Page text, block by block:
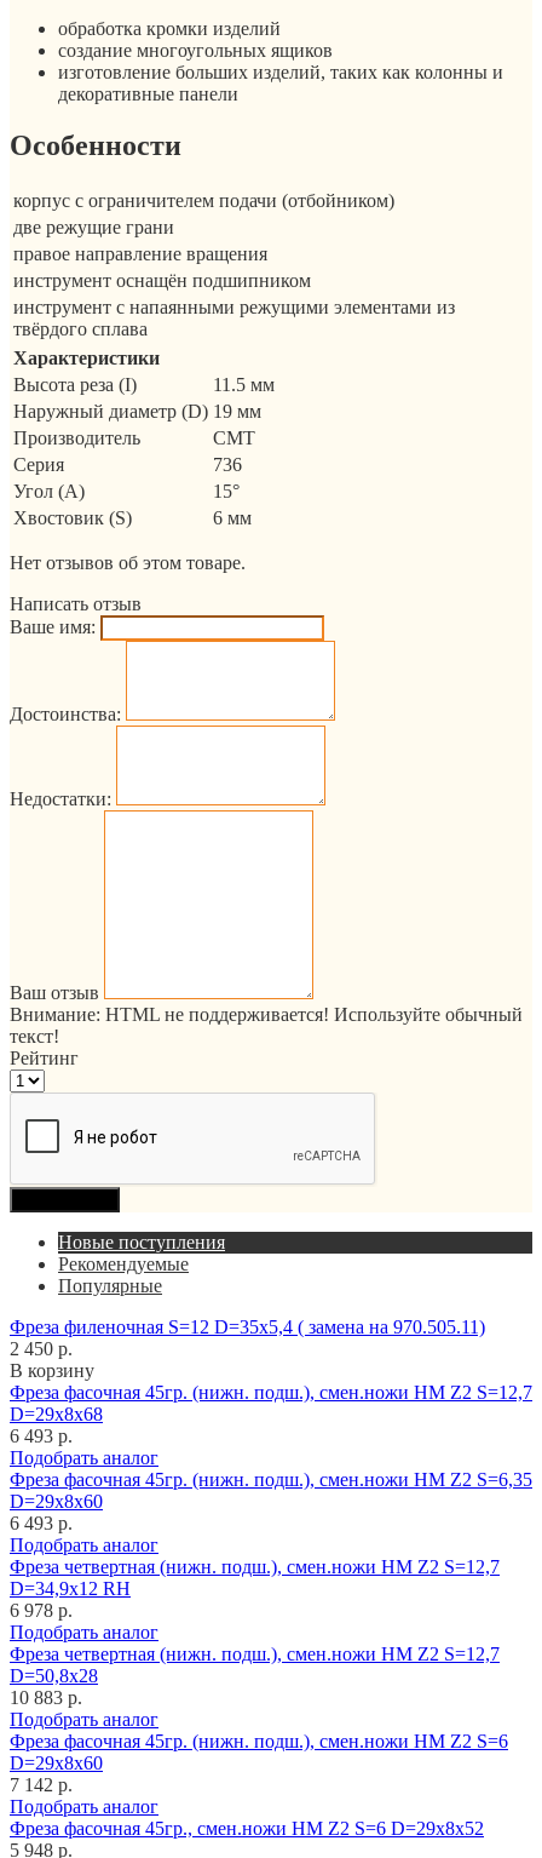
обработка кромки изделий
создание многоугольных ящиков
изготовление больших изделий, таких как колонны и
декоративные панели
Особенности
корпус с ограничителем подачи (отбойником)
две режущие грани
правое направление вращения
инструмент оснащён подшипником
инструмент с напаянными режущими элементами из
твёрдого сплава
Характеристики
Высота реза (I)
11.5 мм
Наружный диаметр (D) 19 мм
Производитель
CMT
Серия
736
Угол (A)
15°
Хвостовик (S)
6 мм
Нет отзывов об этом товаре.
Написать отзыв
Ваше имя:
Достоинства:
Недостатки:
Ваш отзыв
Внимание: HTML не поддерживается! Используйте обычный
текст!
Рейтинг
Новые поступления
Рекомендуемые
Популярные
Фреза филеночная S=12 D=35x5,4 ( замена на 970.505.11)
2 450 р.
В корзину
Фреза фасочная 45гр. (нижн. подш.), смен.ножи HM Z2 S=12,7
D=29x8x68
6 493 р.
Подобрать аналог
Фреза фасочная 45гр. (нижн. подш.), смен.ножи HM Z2 S=6,35
D=29x8x60
6 493 р.
Подобрать аналог
Фреза четвертная (нижн. подш.), смен.ножи HM Z2 S=12,7
D=34,9x12 RH
6 978 р.
Подобрать аналог
Фреза четвертная (нижн. подш.), смен.ножи HM Z2 S=12,7
D=50,8x28
10 883 р.
Подобрать аналог
Фреза фасочная 45гр. (нижн. подш.), смен.ножи HM Z2 S=6
D=29x8x60
7 142 р.
Подобрать аналог
Фреза фасочная 45гр., смен.ножи HM Z2 S=6 D=29x8x52
5 948 р.